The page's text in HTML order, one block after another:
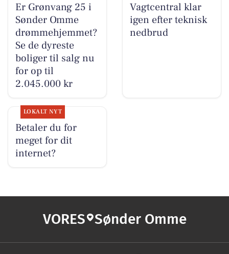
Er Grønvang 25 i
Sønder Omme
drømmehjemmet?
Se de dyreste
boliger til salg nu
for op til
2.045.000 kr
Vagtcentral klar
igen efter teknisk
nedbrud
LOKALT NYT
Betaler du for
meget for dit
internet?
VORES Sønder Omme